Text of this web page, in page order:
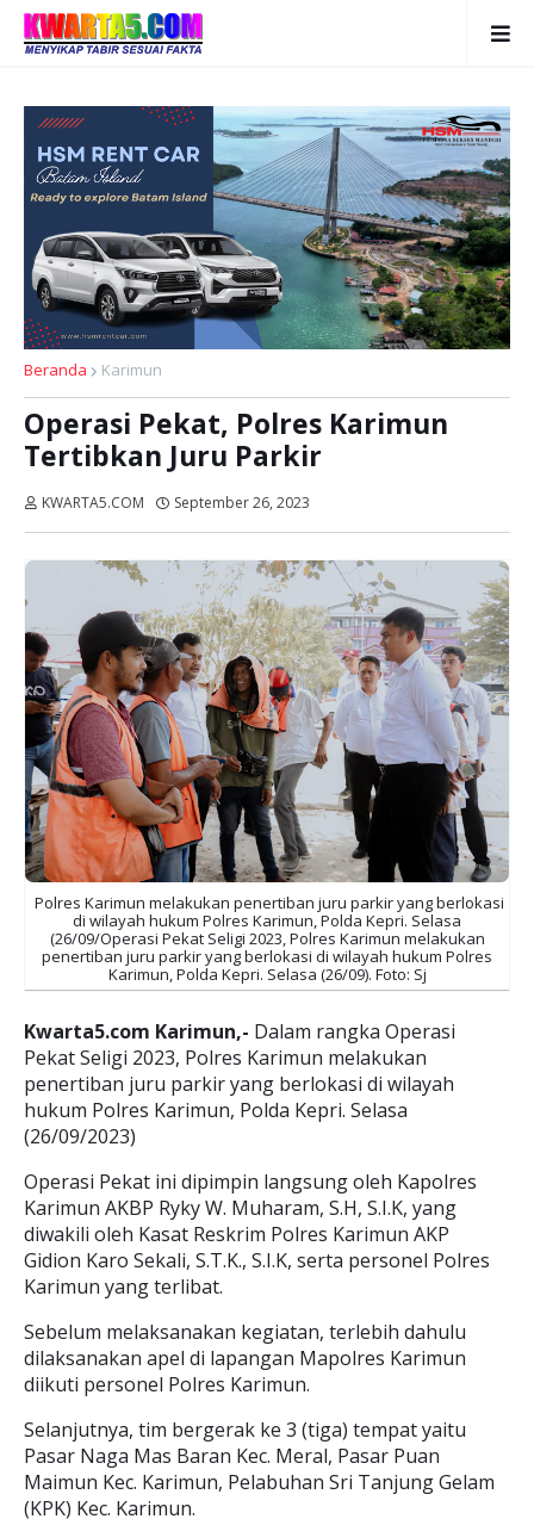
Beranda Karimun
Operasi Pekat, Polres Karimun
Tertibkan Juru Parkir
KWARTA5.COM September 26, 2023
Polres Karimun melakukan penertiban juru parkir yang berlokasi
di wilayah hukum Polres Karimun, Polda Kepri. Selasa
(26/09/Operasi Pekat Seligi 2023, Polres Karimun melakukan
penertiban juru parkir yang berlokasi di wilayah hukum Polres
Karimun, Polda Kepri. Selasa (26/09). Foto: Sj
Kwarta5.com Karimun,- Dalam rangka Operasi
Pekat Seligi 2023, Polres Karimun melakukan
penertiban juru parkir yang berlokasi di wilayah
hukum Polres Karimun, Polda Kepri. Selasa
(26/09/2023)
Operasi Pekat ini dipimpin langsung oleh Kapolres
Karimun AKBP Ryky W. Muharam, S.H, S.I.K, yang
diwakili oleh Kasat Reskrim Polres Karimun AKP
Gidion Karo Sekali, S.T.K., S.I.K, serta personel Polres
Karimun yang terlibat.
Sebelum melaksanakan kegiatan, terlebih dahulu
dilaksanakan apel di lapangan Mapolres Karimun
diikuti personel Polres Karimun.
Selanjutnya, tim bergerak ke 3 (tiga) tempat yaitu
Pasar Naga Mas Baran Kec. Meral, Pasar Puan
Maimun Kec. Karimun, Pelabuhan Sri Tanjung Gelam
(KPK) Kec. Karimun.